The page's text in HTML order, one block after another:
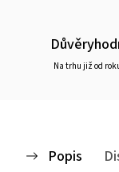
Na trhu již od
Popis